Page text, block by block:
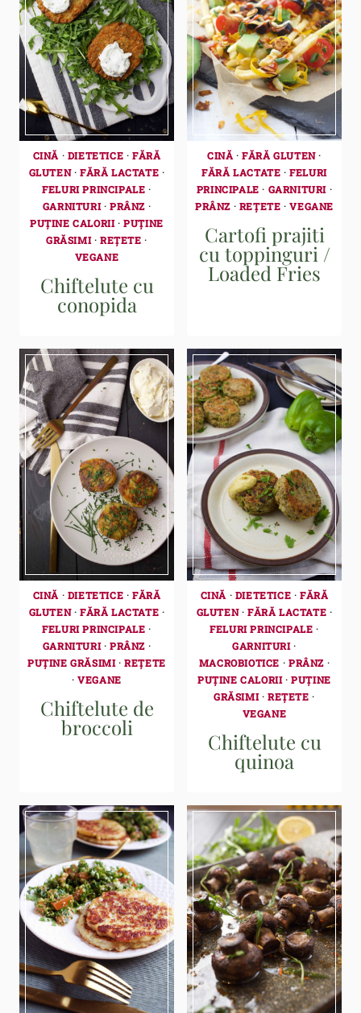
CINĂ· DIETETICE ·FĂRĂ
GLUTEN· FĂRĂ LACTATE ·
FELURI PRINCIPALE ·
GARNITURI· PRÂNZ ·
PUȚINE CALORII·PUȚINE
GRĂSIMI·REȚETE ·
VEGANE
Chiftelute cu
conopida
CINĂ·FĂRĂ GLUTEN·
FĂRĂ LACTATE ·FELURI
PRINCIPALE · GARNITURI ·
PRÂNZ · REȚETE ·VEGANE
Cartofi prajiti
cu toppinguri /
Loaded Fries
CINĂ· DIETETICE ·FĂRĂ
GLUTEN· FĂRĂ LACTATE ·
FELURI PRINCIPALE ·
GARNITURI· PRÂNZ ·
PUȚINE GRĂSIMI·REȚETE
·VEGANE
Chiftelute de
broccoli
CINĂ· DIETETICE ·FĂRĂ
GLUTEN· FĂRĂ LACTATE ·
FELURI PRINCIPALE ·
GARNITURI·
MACROBIOTICE · PRÂNZ·
PUȚINE CALORII·PUȚINE
GRĂSIMI·REȚETE ·
VEGANE
Chiftelute cu
quinoa